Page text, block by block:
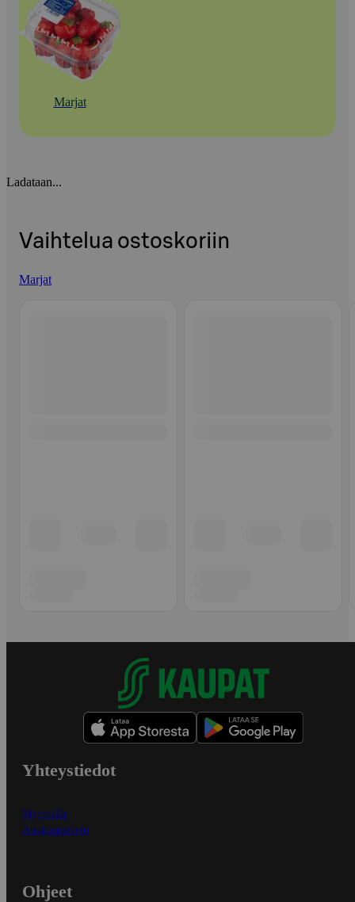
Marjat
Ladataan...
Vaihtelua ostoskoriin
Marjat
Yhteystiedot
Myymälät
Asiakaspalvelu
Ohjeet